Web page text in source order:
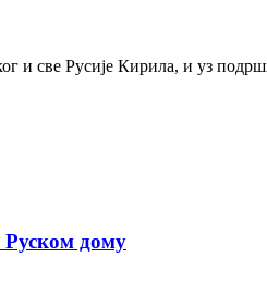
и све Русије Кирила, и уз
дому